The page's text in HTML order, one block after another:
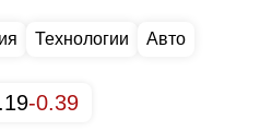
Технологии Авто
-0.39